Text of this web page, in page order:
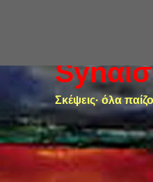
Σκέψεις· όλα